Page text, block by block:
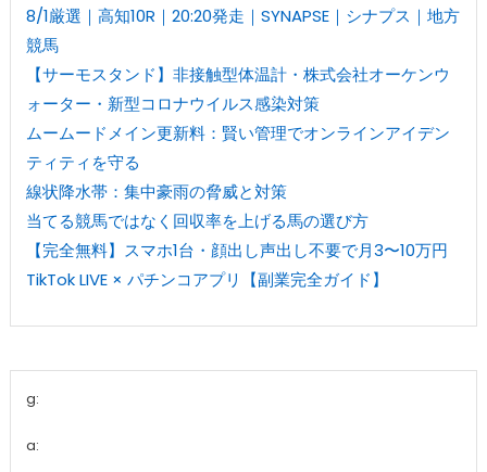
8/1厳選｜高知10R｜20:20発走｜SYNAPSE｜シナプス｜地方
競馬
【サーモスタンド】非接触型体温計・株式会社オーケンウ
ォーター・新型コロナウイルス感染対策
ムームードメイン更新料：賢い管理でオンラインアイデン
ティティを守る
線状降水帯：集中豪雨の脅威と対策
当てる競馬ではなく回収率を上げる馬の選び方
【完全無料】スマホ1台・顔出し声出し不要で月3〜10万円
TikTok LIVE × パチンコアプリ【副業完全ガイド】
g:
a: